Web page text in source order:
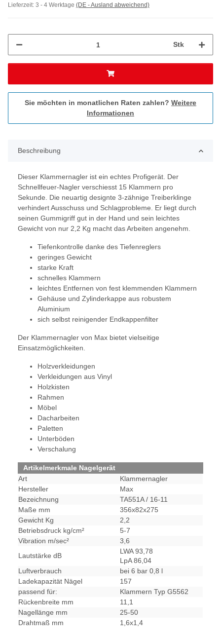
Lieferzeit: 3 - 4 Werktage (DE - Ausland abweichend)
Stk
Sie möchten in monatlichen Raten zahlen? Weitere
Informationen
Beschreibung
Dieser Klammernagler ist ein echtes Profigerät. Der
Schnellfeuer-Nagler verschiesst 15 Klammern pro
Sekunde. Die neuartig designte 3-zähnige Treiberklinge
verhindert Ausschuss und Schlagprobleme. Er liegt durch
seinen Gummigriff gut in der Hand und sein leichtes
Gewicht von nur 2,2 Kg macht das Arbeiten angenehm.
Tiefenkontrolle danke des Tiefenreglers
geringes Gewicht
starke Kraft
schnelles Klammern
leichtes Entfernen von fest klemmenden Klammern
Gehäuse und Zylinderkappe aus robustem
Aluminium
sich selbst reinigender Endkappenfilter
Der Klammernagler von Max bietet vielseitige
Einsatzmöglichkeiten.
Holzverkleidungen
Verkleidungen aus Vinyl
Holzkisten
Rahmen
Möbel
Dacharbeiten
Paletten
Unterböden
Verschalung
Artikelmerkmale Nagelgerät
Art
Klammernagler
Hersteller
Max
Bezeichnung
TA551A / 16-11
Maße mm
356x82x275
Gewicht Kg
2,2
Betriebsdruck kg/cm²
5-7
Vibration m/sec²
3,6
Lautstärke dB
LWA 93,78
LpA 86,04
Luftverbrauch
bei 6 bar 0,8 l
Ladekapazität Nägel
157
passend für:
Klammern Typ G5562
Rückenbreite mm
11,1
Nagellänge mm
25-50
Drahtmaß mm
1,6x1,4